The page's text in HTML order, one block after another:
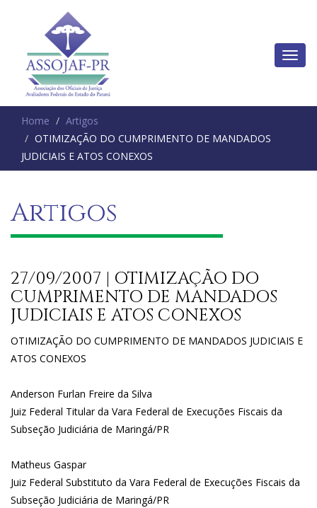
Home
Artigos
OTIMIZAÇÃO DO CUMPRIMENTO DE MANDADOS
JUDICIAIS E ATOS CONEXOS
Artigos
27/09/2007 | OTIMIZAÇÃO DO
CUMPRIMENTO DE MANDADOS
JUDICIAIS E ATOS CONEXOS
OTIMIZAÇÃO DO CUMPRIMENTO DE MANDADOS JUDICIAIS E
ATOS CONEXOS
Anderson Furlan Freire da Silva
Juiz Federal Titular da Vara Federal de Execuções Fiscais da
Subseção Judiciária de Maringá/PR
Matheus Gaspar
Juiz Federal Substituto da Vara Federal de Execuções Fiscais da
Subseção Judiciária de Maringá/PR